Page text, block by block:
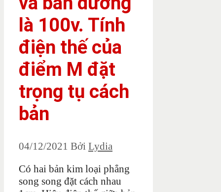
là 100v. Tính
điện thế của
điểm M đặt
trọng tụ cách
bản
04/12/2021 Bởi Lydia
Có hai bản kim loại phẳng
song song đặt cách nhau